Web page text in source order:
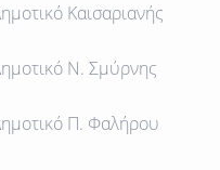
Καισαριανής
Ν. Σμύρνης
Π. Φαλήρου